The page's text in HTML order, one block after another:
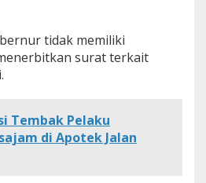
tidak memiliki
surat terkait
Tembak Pelaku
di Apotek Jalan